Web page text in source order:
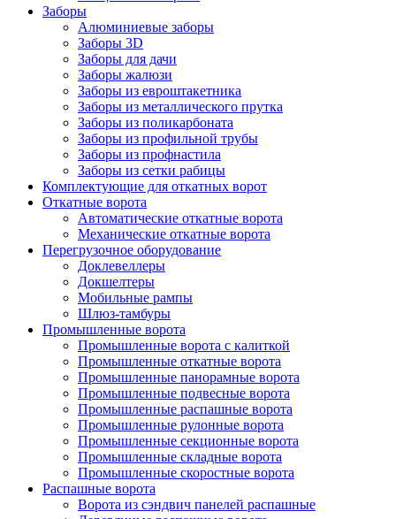
Заборы
Алюминиевые заборы
Заборы 3D
Заборы для дачи
Заборы жалюзи
Заборы из евроштакетника
Заборы из металлического прутка
Заборы из поликарбоната
Заборы из профильной трубы
Заборы из профнастила
Заборы из сетки рабицы
Комплектующие для откатных ворот
Откатные ворота
Автоматические откатные ворота
Механические откатные ворота
Перегрузочное оборудование
Доклевеллеры
Докшелтеры
Мобильные рампы
Шлюз-тамбуры
Промышленные ворота
Промышленные ворота с калиткой
Промышленные откатные ворота
Промышленные панорамные ворота
Промышленные подвесные ворота
Промышленные распашные ворота
Промышленные рулонные ворота
Промышленные секционные ворота
Промышленные складные ворота
Промышленные скоростные ворота
Распашные ворота
Ворота из сэндвич панелей распашные